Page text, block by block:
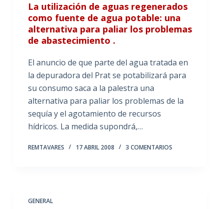
La utilización de aguas regenerados
como fuente de agua potable: una
alternativa para paliar los problemas
de abastecimiento .
El anuncio de que parte del agua tratada en
la depuradora del Prat se potabilizará para
su consumo saca a la palestra una
alternativa para paliar los problemas de la
sequía y el agotamiento de recursos
hídricos. La medida supondrá,…
REMTAVARES 17 ABRIL 2008 3 COMENTARIOS
GENERAL